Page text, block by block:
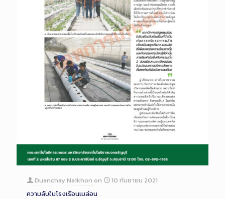
Duanchay Naikhon on
10 กันยายน 2021
ความลับในโรงเรือนเมล่อน